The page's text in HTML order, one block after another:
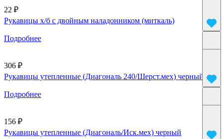
22 ₽
Рукавицы х/б с двойным наладонником (миткаль)
Подробнее
306 ₽
Рукавицы утепленные (Диагональ 240/Шерст.мех) черный
Подробнее
156 ₽
Рукавицы утепленные (Диагональ/Иск.мех) черный